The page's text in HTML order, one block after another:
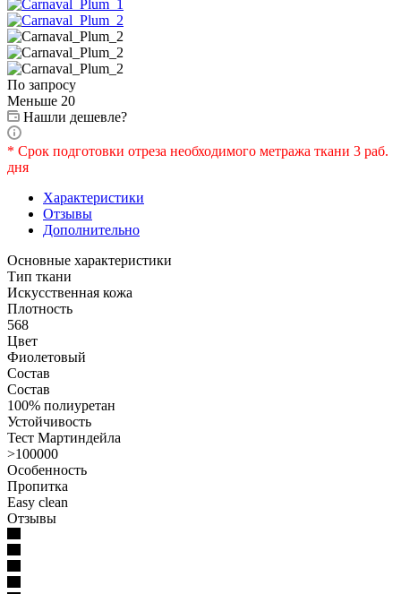
По запросу
Меньше 20
Нашли дешевле?
* Срок подготовки отреза необходимого метража ткани 3 раб.
дня
Характеристики
Отзывы
Дополнительно
Основные характеристики
Тип ткани
Искусственная кожа
Плотность
568
Цвет
Фиолетовый
Состав
Состав
100% полиуретан
Устойчивость
Тест Мартиндейла
>100000
Особенность
Пропитка
Easy clean
Отзывы